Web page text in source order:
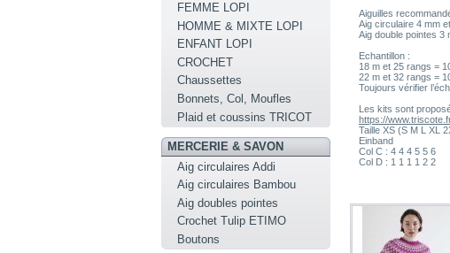
FEMME LOPI
HOMME & MIXTE LOPI
ENFANT LOPI
CROCHET
Chaussettes
Bonnets, Col, Moufles
Plaid et coussins TRICOT
MERCERIE & SAVON
Aig circulaires Addi
Aig circulaires Bambou
Aig doubles pointes
Crochet Tulip ETIMO
Boutons
Aiguilles
Aig circulaire 4 mm
Aig double pointes 3
Echantillon :
18 m et 25 rangs =
22 m et 32 rangs =
Toujours vérifier
Les kits sont
https://
Taille XS (S M L XL
Einband
Col C : 4 4 4 5 5 6
Col D : 1 1 1 1 2 2